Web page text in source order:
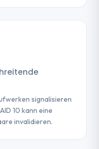
signalisieren
10 kann eine
invalidieren.